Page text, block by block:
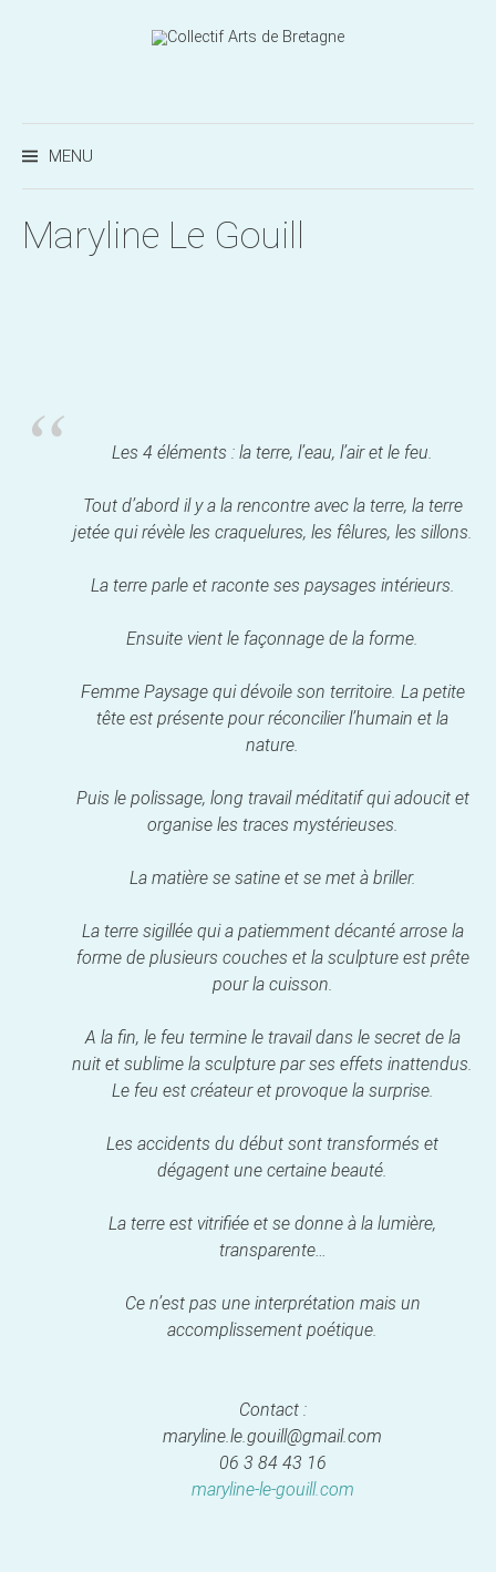
MENU
Maryline Le Gouill
Les 4 éléments : la terre, l’eau, l’air et le feu.
Tout d’abord il y a la rencontre avec la terre, la terre
jetée qui révèle les craquelures, les fêlures, les sillons.
La terre parle et raconte ses paysages intérieurs.
Ensuite vient le façonnage de la forme.
Femme Paysage qui dévoile son territoire. La petite
tête est présente pour réconcilier l’humain et la
nature.
Puis le polissage, long travail méditatif qui adoucit et
organise les traces mystérieuses.
La matière se satine et se met à briller.
La terre sigillée qui a patiemment décanté arrose la
forme de plusieurs couches et la sculpture est prête
pour la cuisson.
A la fin, le feu termine le travail dans le secret de la
nuit et sublime la sculpture par ses effets inattendus.
Le feu est créateur et provoque la surprise.
Les accidents du début sont transformés et
dégagent une certaine beauté.
La terre est vitrifiée et se donne à la lumière,
transparente…
Ce n’est pas une interprétation mais un
accomplissement poétique.
Contact :
maryline.le.gouill@gmail.com
06 3 84 43 16
maryline-le-gouill.com